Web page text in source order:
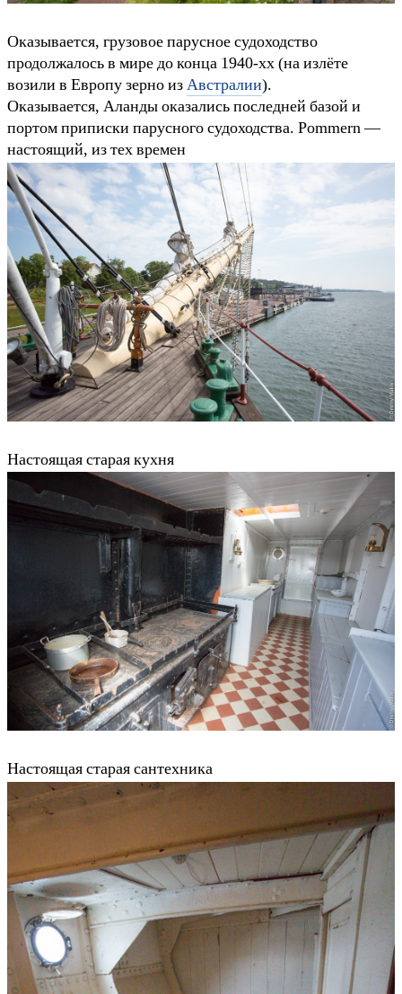
Оказывается, грузовое парусное судоходство
продолжалось в мире до конца 1940-хх (на излёте
возили в Европу зерно изАвстралии).
Оказывается, Аланды оказались последней базой и
портом приписки парусного судоходства. Pommern —
настоящий, из тех времен
Настоящая старая кухня
Настоящая старая сантехника